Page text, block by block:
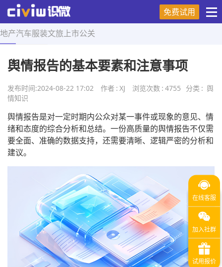
免费试用
地产汽车服装文旅 上市公关
首页 > 舆情知识 > 正文
舆情报告的基本要素和注意事项
发布时间:2024-08-22 17:02 作者 : XJ 浏览次数 : 4755 分类 : 舆
情知识
舆情报告是对一定时期内公众对某一事件或现象的意见、情
绪和态度的综合分析和总结。一份高质量的舆情报告不仅需
要全面、准确的数据支持，还需要清晰、逻辑严密的分析和
建议。